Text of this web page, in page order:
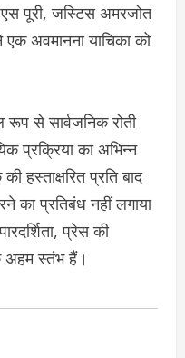
पूरी, जस्टिस अमरजोत
एक अवमानना याचिका को
रूप से सार्वजनिक रोती
प्रक्रिया का अभिन्न
हस्ताक्षरित प्रति बाद
का प्रतिबंध नहीं लगाया
प्रेस की
अहम स्तंभ हैं।